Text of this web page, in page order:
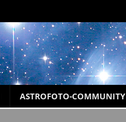
ASTROFOTO-COMMUNITY